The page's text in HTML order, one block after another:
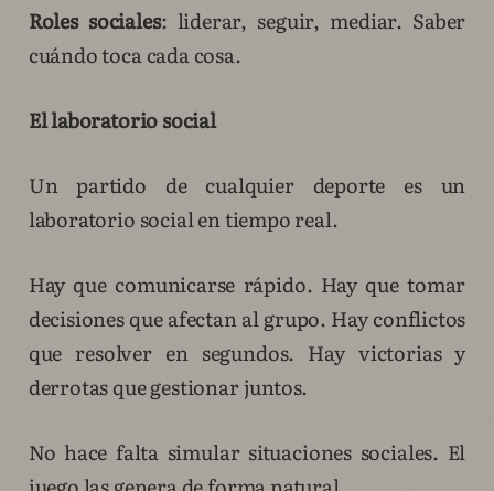
Roles sociales: liderar, seguir, mediar. Saber
cuándo toca cada cosa.
El laboratorio social
Un partido de cualquier deporte es un
laboratorio social en tiempo real.
Hay que comunicarse rápido. Hay que tomar
decisiones que afectan al grupo. Hay conflictos
que resolver en segundos. Hay victorias y
derrotas que gestionar juntos.
No hace falta simular situaciones sociales. El